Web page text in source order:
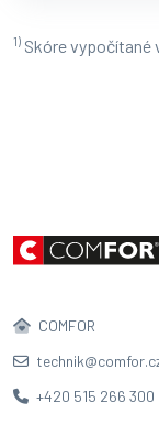
1) Skóre vypočítané
COMFOR
+420 515 266 300